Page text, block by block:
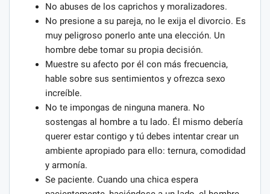
No abuses de los caprichos y moralizadores.
No presione a su pareja, no le exija el divorcio. Es
muy peligroso ponerlo ante una elección. Un
hombre debe tomar su propia decisión.
Muestre su afecto por él con más frecuencia,
hable sobre sus sentimientos y ofrezca sexo
increíble.
No te impongas de ninguna manera. No
sostengas al hombre a tu lado. Él mismo debería
querer estar contigo y tú debes intentar crear un
ambiente apropiado para ello: ternura, comodidad
y armonía.
Se paciente. Cuando una chica espera